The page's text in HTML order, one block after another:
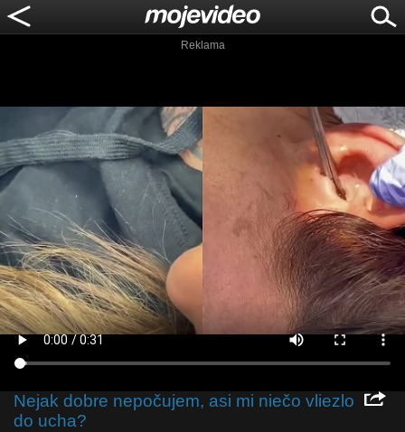
Reklama
Nejak dobre nepočujem, asi mi niečo vliezlo
do ucha?